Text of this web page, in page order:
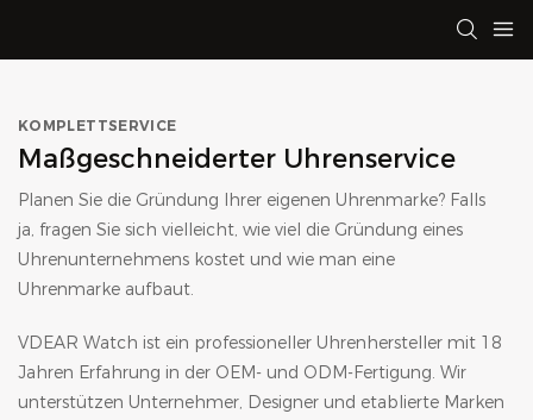
KOMPLETTSERVICE
Maßgeschneiderter Uhrenservice
Planen Sie die Gründung Ihrer eigenen Uhrenmarke? Falls
ja, fragen Sie sich vielleicht, wie viel die Gründung eines
Uhrenunternehmens kostet und wie man eine
Uhrenmarke aufbaut.
VDEAR Watch ist ein professioneller Uhrenhersteller mit 18
Jahren Erfahrung in der OEM- und ODM-Fertigung. Wir
unterstützen Unternehmer, Designer und etablierte Marken